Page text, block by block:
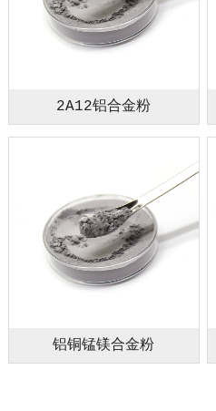
2A12铝合金粉
铝铜锰镁合金粉